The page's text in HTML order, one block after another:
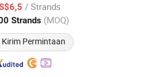
/ Strands
Strands (MOQ)
Kirim Permintaan
Harga mulai 2013